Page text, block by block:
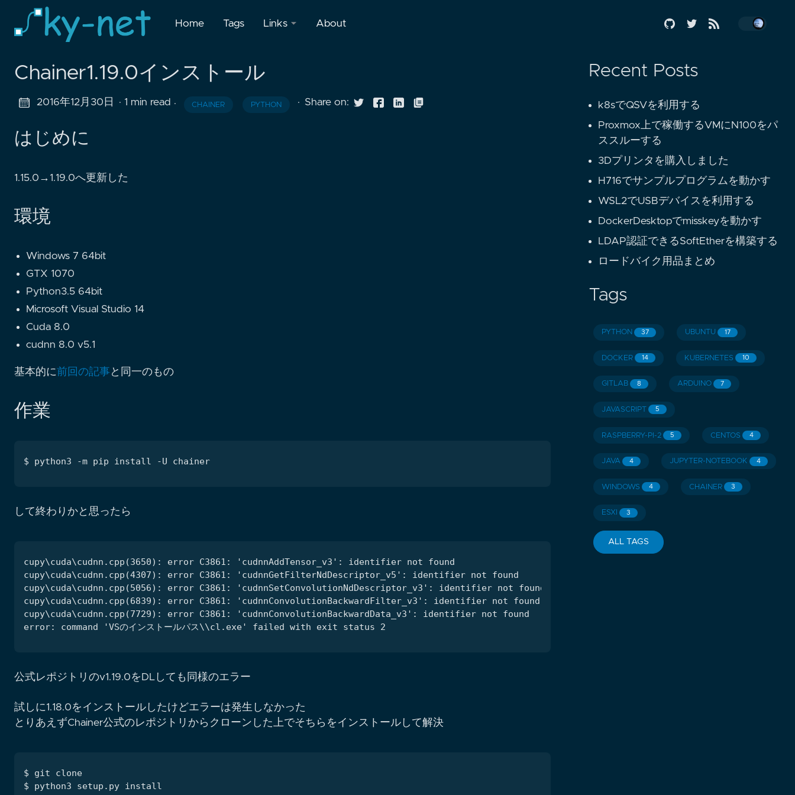
Home Tags Links About
Chainer1.19.0インストール
2016年12月30日 · 1 min read · CHAINER PYTHON · Share on:
はじめに
1.15.0→1.19.0へ更新した
環境
Windows 7 64bit
GTX 1070
Python3.5 64bit
Microsoft Visual Studio 14
Cuda 8.0
cudnn 8.0 v5.1
基本的に前回の記事と同一のもの
作業
して終わりかと思ったら
公式レポジトリのv1.19.0をDLしても同様のエラー
試しに1.18.0をインストールしたけどエラーは発生しなかった
とりあえずChainer公式のレポジトリからクローンした上でそちらをインストールして解決
Recent Posts
k8sでQSVを利用する
Proxmox上で稼働するVMにN100をパ
ススルーする
3Dプリンタを購入しました
H716でサンプルプログラムを動かす
WSL2でUSBデバイスを利用する
DockerDesktopでmisskeyを動かす
LDAP認証できるSoftEtherを構築する
ロードバイク用品まとめ
Tags
PYTHON 37 UBUNTU 17
DOCKER 14 KUBERNETES 10
GITLAB 8 ARDUINO 7
JAVASCRIPT 5
RASPBERRY-PI-2 5 CENTOS 4
JAVA 4 JUPYTER-NOTEBOOK 4
WINDOWS 4 CHAINER 3
ESXI 3
ALL TAGS